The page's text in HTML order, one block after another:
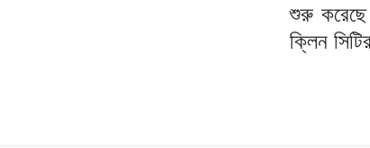
শুরু
ক্লিন